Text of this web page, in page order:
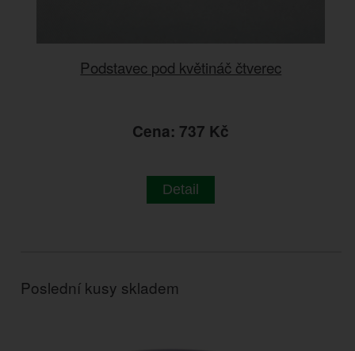
Podstavec pod květináč čtverec
Cena: 737 Kč
Detail
Poslední kusy skladem